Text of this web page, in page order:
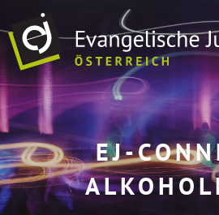
ÜBER UNS
EJ VOR ORT
TERMINE
EJ-